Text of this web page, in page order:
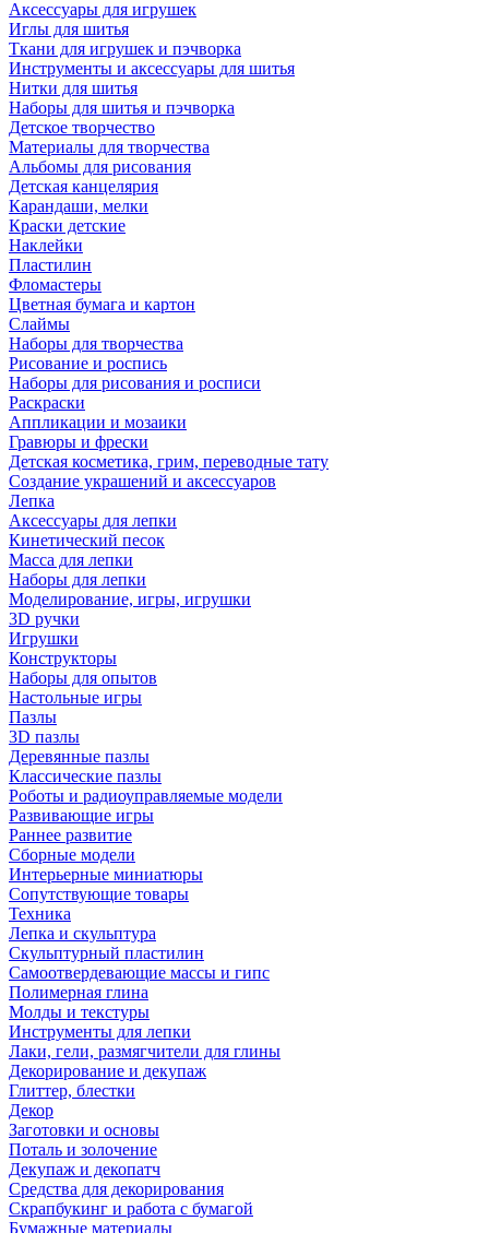
Аксессуары для игрушек
Иглы для шитья
Ткани для игрушек и пэчворка
Инструменты и аксессуары для шитья
Нитки для шитья
Наборы для шитья и пэчворка
Детское творчество
Материалы для творчества
Альбомы для рисования
Детская канцелярия
Карандаши, мелки
Краски детские
Наклейки
Пластилин
Фломастеры
Цветная бумага и картон
Слаймы
Наборы для творчества
Рисование и роспись
Наборы для рисования и росписи
Раскраски
Аппликации и мозаики
Гравюры и фрески
Детская косметика, грим, переводные тату
Создание украшений и аксессуаров
Лепка
Аксессуары для лепки
Кинетический песок
Масса для лепки
Наборы для лепки
Моделирование, игры, игрушки
3D ручки
Игрушки
Конструкторы
Наборы для опытов
Настольные игры
Пазлы
3D пазлы
Деревянные пазлы
Классические пазлы
Роботы и радиоуправляемые модели
Развивающие игры
Раннее развитие
Сборные модели
Интерьерные миниатюры
Сопутствующие товары
Техника
Лепка и скульптура
Скульптурный пластилин
Самоотвердевающие массы и гипс
Полимерная глина
Молды и текстуры
Инструменты для лепки
Лаки, гели, размягчители для глины
Декорирование и декупаж
Глиттер, блестки
Декор
Заготовки и основы
Поталь и золочение
Декупаж и декопатч
Средства для декорирования
Скрапбукинг и работа с бумагой
Бумажные материалы